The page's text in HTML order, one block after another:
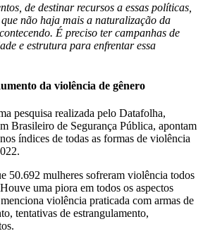
de destinar recursos a essas políticas,
não haja mais a naturalização da
É preciso ter campanhas de
e estrutura para enfrentar essa
da violência de gênero
pesquisa realizada pelo Datafolha,
Brasileiro de Segurança Pública, apontam
índices de todas as formas de violência
50.692 mulheres sofreram violência todos
uma piora em todos os aspectos
violência praticada com armas de
tentativas de estrangulamento,